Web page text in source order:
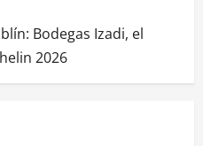
Bodegas Izadi, el
2026